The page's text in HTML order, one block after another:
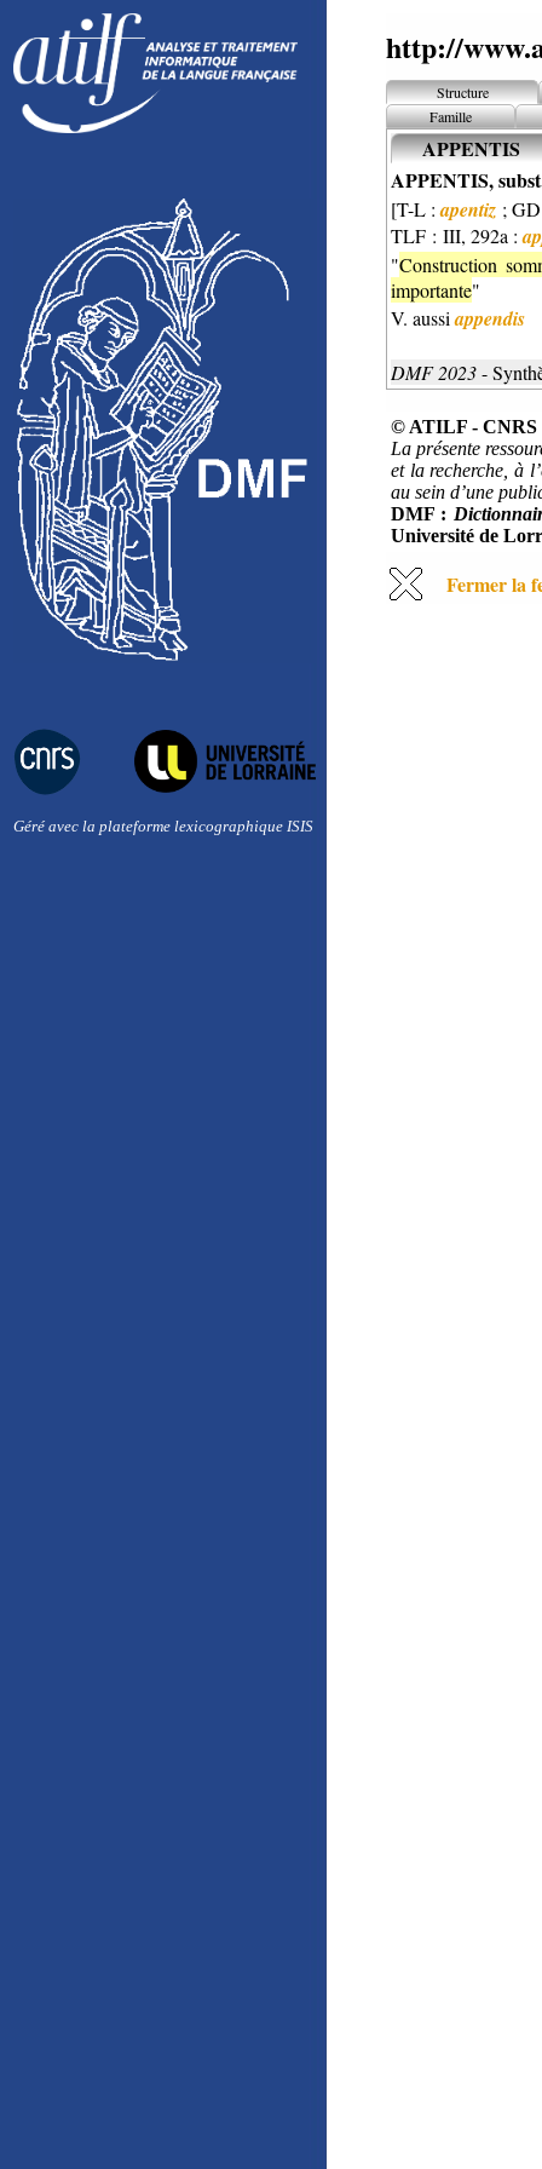
Géré avec la plateforme lexicographique ISIS
http://
Structure
Famille
APPENTIS
APPENTIS,
[T-L :apentiz ;
TLF : III, 292a :
"Construction
importante"
V. aussiappendis
DMF 2023-
© ATILF - CNRS
La présente
et la recherche, à
au sein d’une
DMF :
Université de
Fermer la